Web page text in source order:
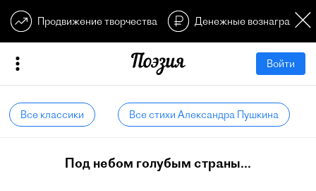
Продвижение творчества Денежные
Войти
Все классики Все стихи Александра Пушкина
Под небом голубым страны...